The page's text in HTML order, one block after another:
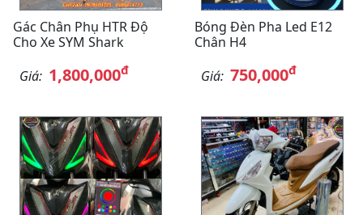
Gác Chân Phụ HTR Độ
Cho Xe SYM Shark
Giá: 1,800,000đ
Bóng Đèn Pha Led E12
Chân H4
Giá: 750,000đ